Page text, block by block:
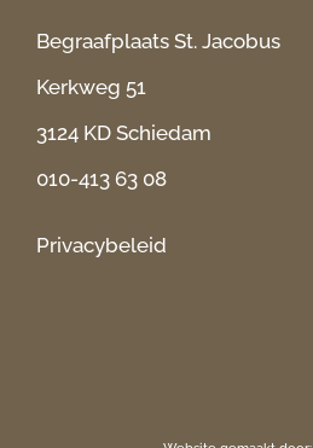
Begraafplaats St. Jacobus
Kerkweg 51
3124 KD Schiedam
010-413 63 08
Privacybeleid